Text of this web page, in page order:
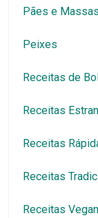
Pães e Massas
Peixes
Receitas de
Receitas
Receitas
Receitas
Receitas